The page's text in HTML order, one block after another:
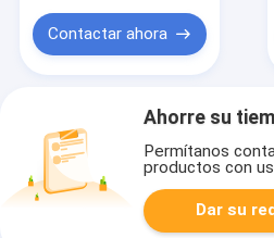
Contactar ahora
Ahorre su
Permítanos
productos con
Dar su